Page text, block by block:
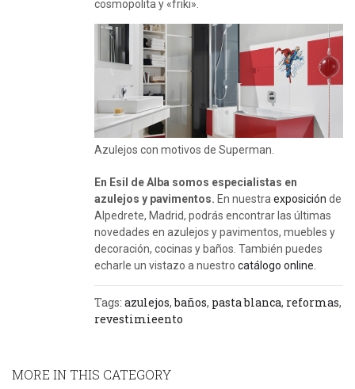
cosmopolita y «friki».
Azulejos con motivos de Superman.
En Esil de Alba somos especialistas en
azulejos y pavimentos. En nuestraexposición de
Alpedrete, Madrid, podrás encontrar las últimas
novedades en azulejos y pavimentos, muebles y
decoración, cocinas y baños. También puedes
echarle un vistazo a nuestro catálogo online.
Tags: azulejos,baños, pasta blanca, reformas,
revestimieento
MORE IN THIS CATEGORY